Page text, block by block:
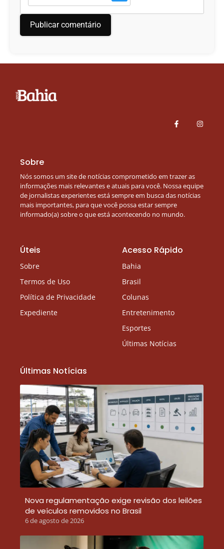
Sobre
Nós somos um site de notícias comprometido em trazer as
informações mais relevantes e atuais para você. Nossa equipe
de jornalistas experientes está sempre em busca das notícias
mais importantes, para que você possa estar sempre
informado(a) sobre o que está acontecendo no mundo.
Úteis
Sobre
Termos de Uso
Política de Privacidade
Expediente
Acesso Rápido
Bahia
Brasil
Colunas
Entretenimento
Esportes
Últimas Notícias
Últimas Notícias
Nova regulamentação exige revisão dos leilões
de veículos removidos no Brasil
6 de agosto de 2026